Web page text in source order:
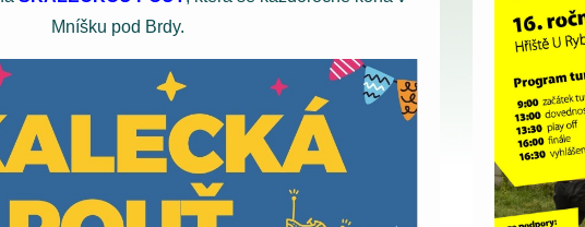
Mníšku pod Brdy.